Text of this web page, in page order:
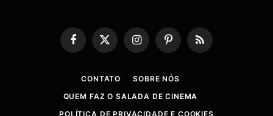
Facebook
X
(Twitter)
InstagramPinterestRSS
CONTATO
SOBRE NÓS
QUEM FAZ O SALADA DE CINEMA
POLÍTICA DE PRIVACIDADE E COOKIES